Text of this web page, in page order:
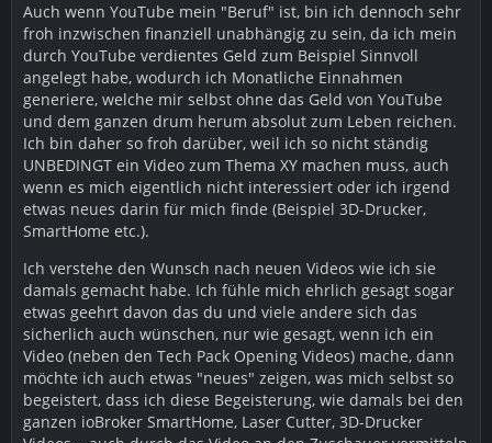
Auch wenn YouTube mein "Beruf" ist, bin ich dennoch sehr
froh inzwischen finanziell unabhängig zu sein, da ich mein
durch YouTube verdientes Geld zum Beispiel Sinnvoll
angelegt habe, wodurch ich Monatliche Einnahmen
generiere, welche mir selbst ohne das Geld von YouTube
und dem ganzen drum herum absolut zum Leben reichen.
Ich bin daher so froh darüber, weil ich so nicht ständig
UNBEDINGT ein Video zum Thema XY machen muss, auch
wenn es mich eigentlich nicht interessiert oder ich irgend
etwas neues darin für mich finde (Beispiel 3D-Drucker,
SmartHome etc.).
Ich verstehe den Wunsch nach neuen Videos wie ich sie
damals gemacht habe. Ich fühle mich ehrlich gesagt sogar
etwas geehrt davon das du und viele andere sich das
sicherlich auch wünschen, nur wie gesagt, wenn ich ein
Video (neben den Tech Pack Opening Videos) mache, dann
möchte ich auch etwas "neues" zeigen, was mich selbst so
begeistert, dass ich diese Begeisterung, wie damals bei den
ganzen ioBroker SmartHome, Laser Cutter, 3D-Drucker